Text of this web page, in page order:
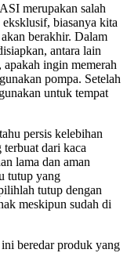
merupakan salah
biasanya kita
berakhir. Dalam
antara lain
ingin memerah
pompa. Setelah
untuk tempat
persis kelebihan
dari kaca
lama dan aman
tutup yang
tutup dengan
meskipun sudah di
beredar produk yang